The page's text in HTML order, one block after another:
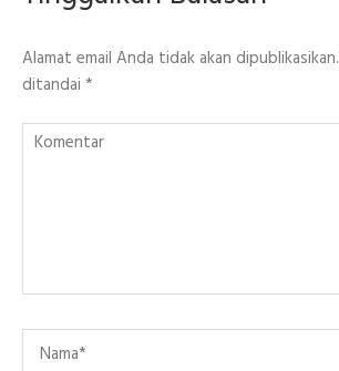
Alamat email Anda tidak akan dipublikasikan.
ditandai *
Komentar
Name